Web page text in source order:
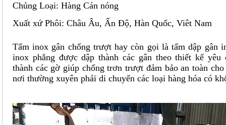
Chủng Loại: Hàng Cán nóng
Xuất xứ Phôi: Châu Âu, Ấn Độ, Hàn Quốc, Viêt Nam
Tấm inox gân chống trượthay còn gọi là tấm dập gân
inox phẳng được dập thành các gân theo thiết kế yêu
thành các gờ giúp chống trơn trượt đảm bảo an toàn
nơi thường xuyên phải di chuyển các loại hàng hóa có